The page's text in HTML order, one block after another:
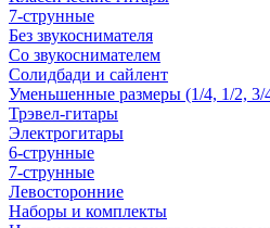
7-струнные
Без звукоснимателя
Со звукоснимателем
Солидбади и сайлент
Уменьшенные размеры (1/4, 1/2, 3/
Трэвел-гитары
Электрогитары
6-струнные
7-струнные
Левосторонние
Наборы и комплекты